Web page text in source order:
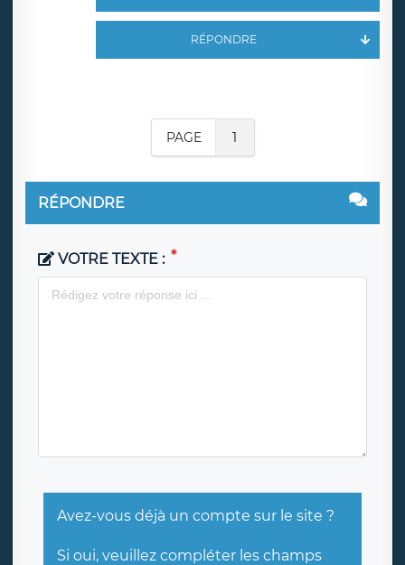
RÉPONDRE
PAGE 1
RÉPONDRE
VOTRE TEXTE :
Avez-vous déjà un compte sur le site ?
Si oui, veuillez compléter les champs